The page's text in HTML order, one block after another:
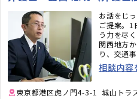
お話をじ
ご提案。1
う力を尽
関西地方
り、交通
相談内容
東京都港区虎ノ門4-3-1 城山トラ